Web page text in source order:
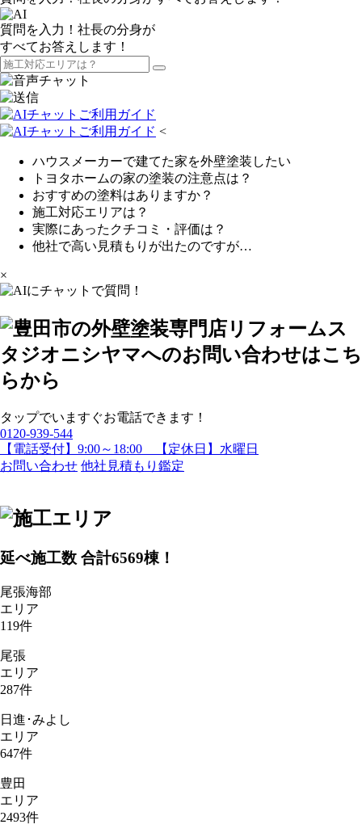
質問を入力！社長の分身が
すべてお答えします！
<
ハウスメーカーで建てた家を外壁塗装したい
トヨタホームの家の塗装の注意点は？
おすすめの塗料はありますか？
施工対応エリアは？
実際にあったクチコミ・評価は？
他社で高い見積もりが出たのですが…
×
タップでいますぐお電話できます！
0120-939-544
【電話受付】9:00～18:00 【定休日】水曜日
お問い合わせ 他社見積もり鑑定
延べ施工数 合計6569棟！
尾張海部
エリア
119件
尾張
エリア
287件
日進･みよし
エリア
647件
豊田
エリア
2493件